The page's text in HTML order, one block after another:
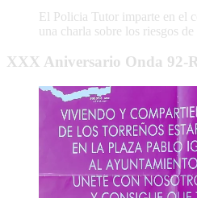
El Policia Tutor imparte en el
una charla sobre los riesgos de
XXX Aniversario Onda 92-